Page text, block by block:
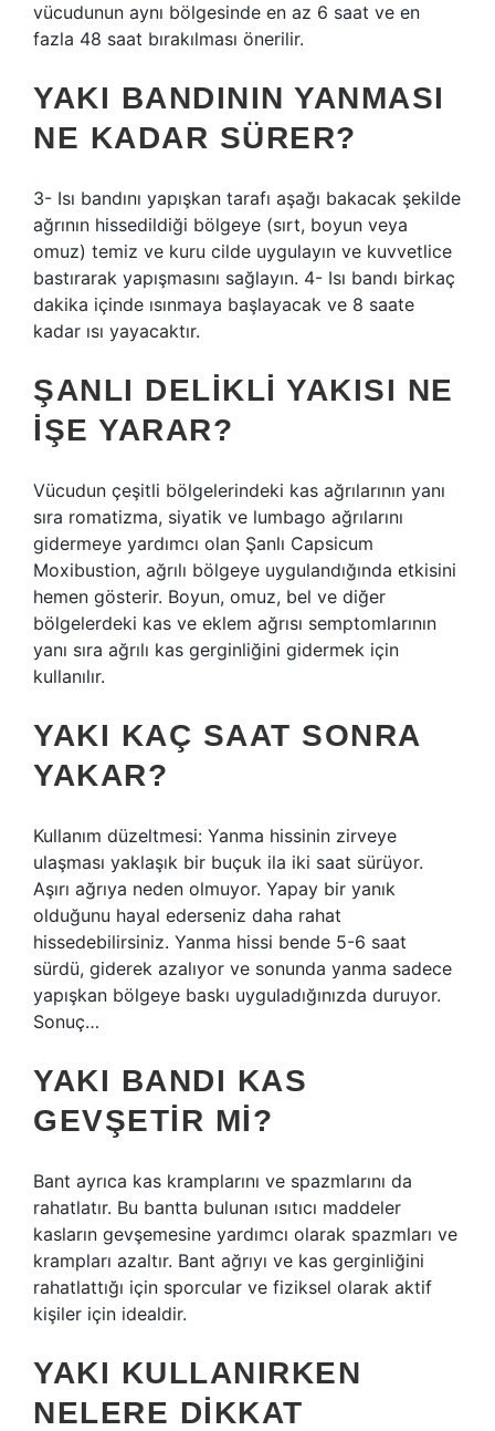
vücudunun aynı bölgesinde en az 6 saat ve en
fazla 48 saat bırakılması önerilir.
YAKI BANDININ YANMASI
NE KADAR SÜRER?
3- Isı bandını yapışkan tarafı aşağı bakacak şekilde
ağrının hissedildiği bölgeye (sırt, boyun veya
omuz) temiz ve kuru cilde uygulayın ve kuvvetlice
bastırarak yapışmasını sağlayın. 4- Isı bandı birkaç
dakika içinde ısınmaya başlayacak ve 8 saate
kadar ısı yayacaktır.
ŞANLI DELIKLI YAKISI NE
IŞE YARAR?
Vücudun çeşitli bölgelerindeki kas ağrılarının yanı
sıra romatizma, siyatik ve lumbago ağrılarını
gidermeye yardımcı olan Şanlı Capsicum
Moxibustion, ağrılı bölgeye uygulandığında etkisini
hemen gösterir. Boyun, omuz, bel ve diğer
bölgelerdeki kas ve eklem ağrısı semptomlarının
yanı sıra ağrılı kas gerginliğini gidermek için
kullanılır.
YAKI KAÇ SAAT SONRA
YAKAR?
Kullanım düzeltmesi: Yanma hissinin zirveye
ulaşması yaklaşık bir buçuk ila iki saat sürüyor.
Aşırı ağrıya neden olmuyor. Yapay bir yanık
olduğunu hayal ederseniz daha rahat
hissedebilirsiniz. Yanma hissi bende 5-6 saat
sürdü, giderek azalıyor ve sonunda yanma sadece
yapışkan bölgeye baskı uyguladığınızda duruyor.
Sonuç…
YAKI BANDI KAS
GEVŞETIR MI?
Bant ayrıca kas kramplarını ve spazmlarını da
rahatlatır. Bu bantta bulunan ısıtıcı maddeler
kasların gevşemesine yardımcı olarak spazmları ve
krampları azaltır. Bant ağrıyı ve kas gerginliğini
rahatlattığı için sporcular ve fiziksel olarak aktif
kişiler için idealdir.
YAKI KULLANIRKEN
NELERE DIKKAT